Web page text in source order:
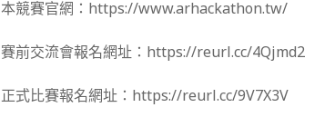
本競賽官網：https://www.arhackathon.tw/
賽前交流會報名網址：https://reurl.cc/4Qjmd2
正式比賽報名網址：https://reurl.cc/9V7X3V